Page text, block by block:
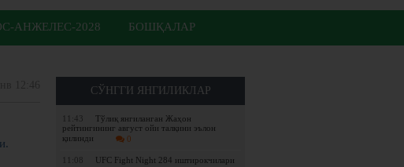
АНЖЕЛЕС-2028 БОШҚАЛАР
СЎНГГИ ЯНГИЛИКЛАР
11:43
Tўлиқ янгиланган Жаҳон
рейтингининг август ойи талқини эълон
қилинди
0
11:08
UFC Fight Night 284 иштирокчилари